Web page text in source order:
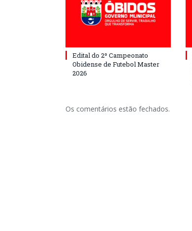
Edital do 2º Campeonato
Obidense de Futebol Master
2026
Os comentários estão fechados.